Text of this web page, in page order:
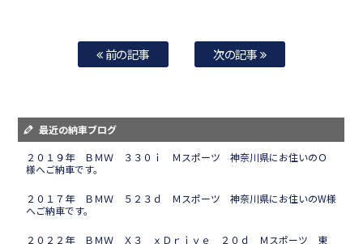
前の記事 次の記事
最近の納車ブログ
２０１９年 ＢＭＷ ３３０ｉ Ｍスポーツ 神奈川県にお住いのＯ
様へご納車です。
２０１７年 ＢＭＷ ５２３ｄ Ｍスポーツ 神奈川県にお住いのW様
へご納車です。
２０２２年 ＢＭＷ Ｘ３ ｘＤｒｉｖｅ ２０ｄ Ｍスポーツ 東